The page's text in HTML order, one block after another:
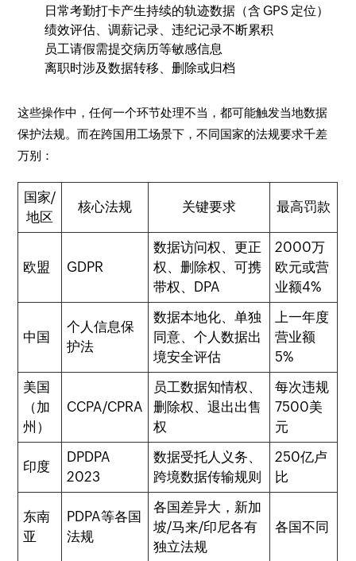
日常考勤打卡产生持续的轨迹数据（含 GPS 定位）
绩效评估、调薪记录、违纪记录不断累积
员工请假需提交病历等敏感信息
离职时涉及数据转移、删除或归档
这些操作中，任何一个环节处理不当，都可能触发当地数据
保护法规。而在跨国用工场景下，不同国家的法规要求千差
万别：
国家/
地区
核心法规 关键要求 最高罚款
欧盟 GDPR
数据访问权、更正
权、删除权、可携
带权、DPA
2000万
欧元或营
业额4%
中国
个人信息保
护法
数据本地化、单独
同意、个人数据出
境安全评估
上一年度
营业额
5%
美国
（加
州）
CCPA/CPRA
员工数据知情权、
删除权、退出出售
权
每次违规
7500美
元
印度
DPDPA
2023
数据受托人义务、
跨境数据传输规则
250亿卢
比
东南
亚
PDPA等各国
法规
各国差异大，新加
坡/马来/印尼各有
独立法规
各国不同